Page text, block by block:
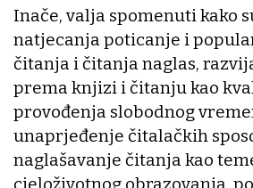
Inače, valja spomenuti kako
natjecanja poticanje i
čitanja i čitanja naglas,
prema knjizi i čitanju kao
provođenja slobodnog
unaprjeđenje čitalačkih
naglašavanje čitanja kao
cjeloživotnog obrazovanja,